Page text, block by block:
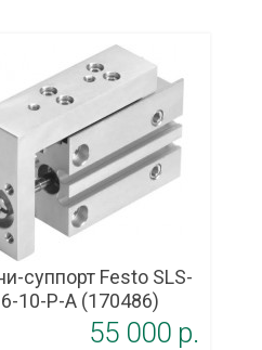
суппорт Festo SLS-
6-10-P-A (170486)
55 000 p.